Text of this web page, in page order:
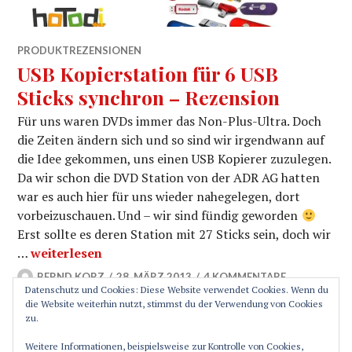
PRODUKTREZENSIONEN
USB Kopierstation für 6 USB
Sticks synchron – Rezension
Für uns waren DVDs immer das Non-Plus-Ultra. Doch
die Zeiten ändern sich und so sind wir irgendwann auf
die Idee gekommen, uns einen USB Kopierer zuzulegen.
Da wir schon die DVD Station von der ADR AG hatten
war es auch hier für uns wieder nahegelegen, dort
vorbeizuschauen. Und – wir sind fündig geworden
Erst sollte es deren Station mit 27 Sticks sein, doch wir
…USB Kopierstation für 6 USB Sticks synchron –
weiterlesen
BERND KORZ 28. MÄRZ 2013 4 KOMMENTARE
Datenschutz und Cookies: Diese Website verwendet Cookies. Wenn du
die Website weiterhin nutzt, stimmst du der Verwendung von Cookies
zu.
Weitere Informationen, beispielsweise zur Kontrolle von Cookies,